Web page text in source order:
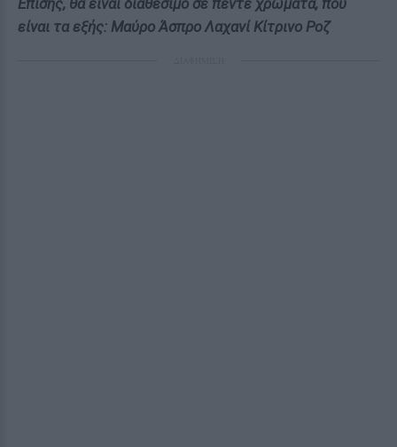
Επίσης, θα είναι διαθέσιμο σε πέντε χρώματα, που
είναι τα εξής: Μαύρο Άσπρο Λαχανί Κίτρινο Ροζ